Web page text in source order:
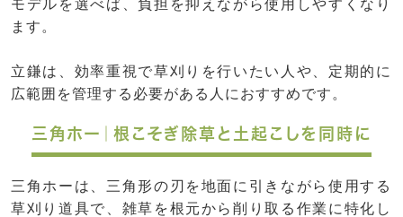
モデルを選べば、負担を抑えながら使用しやすくなり
ます。
立鎌は、効率重視で草刈りを行いたい人や、定期的に
広範囲を管理する必要がある人におすすめです。
三角ホー｜根こそぎ除草と土起こしを同時に
三角ホーは、三角形の刃を地面に引きながら使用する
草刈り道具で、雑草を根元から削り取る作業に特化し